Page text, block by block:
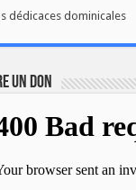
dédicaces dominicales
UN DON